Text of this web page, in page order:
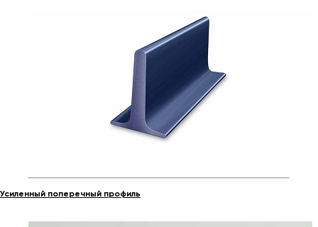
Усиленный поперечный профиль